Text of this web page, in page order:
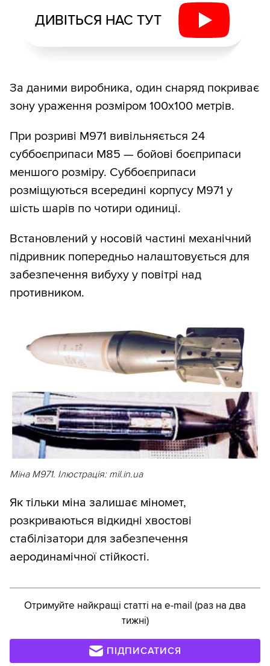
ДИВІТЬСЯ НАС ТУТ
За даними виробника, один снаряд покриває
зону ураження розміром 100х100 метрів.
При розриві М971 вивільняється 24
суббоєприпаси M85 — бойові боєприпаси
меншого розміру. Суббоєприпаси
розміщуються всередині корпусу М971 у
шість шарів по чотири одиниці.
Встановлений у носовій частині механічний
підривник попередньо налаштовується для
забезпечення вибуху у повітрі над
противником.
Міна М971. Ілюстрація: mil.in.ua
Як тільки міна залишає міномет,
розкриваються відкидні хвостові
стабілізатори для забезпечення
аеродинамічної стійкості.
Отримуйте найкращі статті на e-mail (раз на два
тижні)
ПІДПИСАТИСЯ